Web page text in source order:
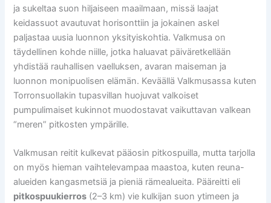
ja sukeltaa suon hiljaiseen maailmaan, missä laajat
keidassuot avautuvat horisonttiin ja jokainen askel
paljastaa uusia luonnon yksityiskohtia. Valkmusa on
täydellinen kohde niille, jotka haluavat päiväretkellään
yhdistää rauhallisen vaelluksen, avaran maiseman ja
luonnon monipuolisen elämän. Keväällä Valkmusassa kuten
Torronsuollakin tupasvillan huojuvat valkoiset
pumpulimaiset kukinnot muodostavat vaikuttavan valkean
“meren” pitkosten ympärille.
Valkmusan reitit kulkevat pääosin pitkospuilla, mutta tarjolla
on myös hieman vaihtelevampaa maastoa, kuten reuna-
alueiden kangasmetsiä ja pieniä rämealueita. Pääreitti eli
pitkospuukierros (2–3 km) vie kulkijan suon ytimeen ja